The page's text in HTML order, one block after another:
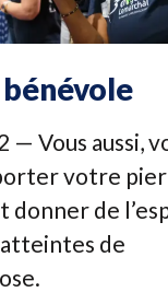
— Vous aussi,
votre
donner de
de